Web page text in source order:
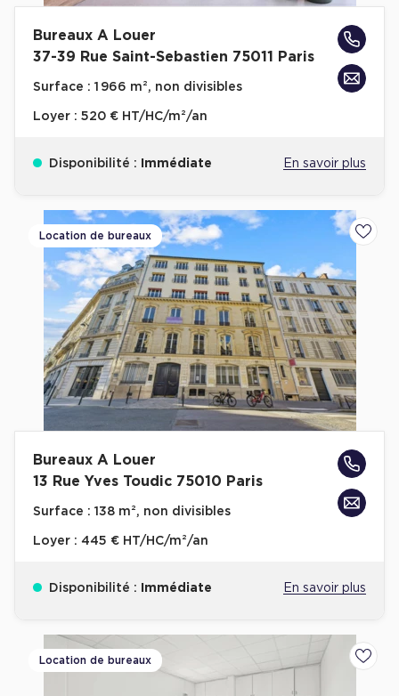
Bureaux A Louer
37-39 Rue Saint-Sebastien 75011 Paris
Surface : 1 966 m², non divisibles
Loyer : 520 € HT/HC/m²/an
Disponibilité : Immédiate En savoir plus
Location de bureaux
Bureaux A Louer
13 Rue Yves Toudic 75010 Paris
Surface : 138 m², non divisibles
Loyer : 445 € HT/HC/m²/an
Disponibilité : Immédiate En savoir plus
Location de bureaux